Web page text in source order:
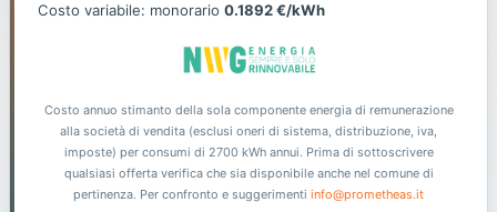
Costo variabile: monorario 0.1892 €/kWh
Costo annuo stimanto della sola componente energia di remunerazione
alla società di vendita (esclusi oneri di sistema, distribuzione, iva,
imposte) per consumi di 2700 kWh annui. Prima di sottoscrivere
qualsiasi offerta verifica che sia disponibile anche nel comune di
pertinenza. Per confronto e suggerimenti info@prometheas.it